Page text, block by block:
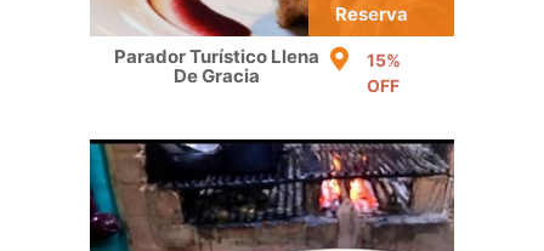
Reserva
Parador Turístico Llena
De Gracia
15%
OFF